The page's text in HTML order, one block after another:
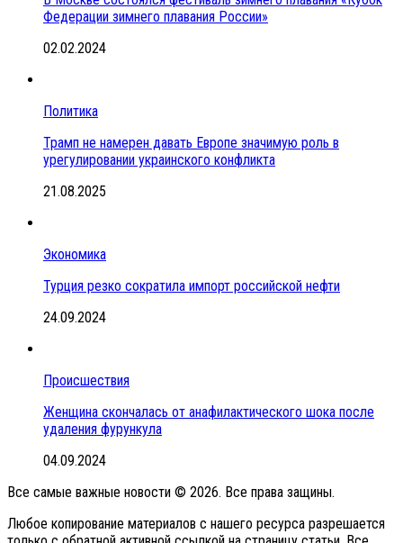
Федерации зимнего плавания России»
02.02.2024
Политика
Трамп не намерен давать Европе значимую роль в
урегулировании украинского конфликта
21.08.2025
Экономика
Турция резко сократила импорт российской нефти
24.09.2024
Происшествия
Женщина скончалась от анафилактического шока после
удаления фурункула
04.09.2024
Все самые важные новости © 2026. Все права защины.
Любое копирование материалов с нашего ресурса разрешается